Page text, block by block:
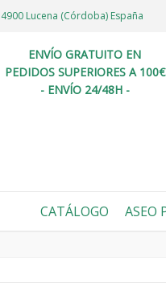
Lucena (Córdoba) España
ENVÍO GRATUITO EN
PEDIDOS SUPERIORES A 100€
- ENVÍO 24/48H -
CATÁLOGO ASEO